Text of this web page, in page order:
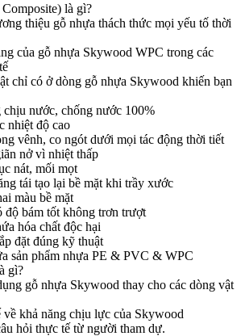
là gì?
thiệu gỗ nhựa thách thức mọi yếu tố thời
của gỗ nhựa Skywood WPC trong các
chỉ có ở dòng gỗ nhựa Skywood khiến bạn
chịu nước, chống nước 100%
nhiệt độ cao
vênh, co ngót dưới mọi tác động thời tiết
nở vì nhiệt thấp
nát, mối mọt
tái tạo lại bề mặt khi trầy xước
màu bề mặt
độ bám tốt không trơn trượt
hóa chất độc hại
đặt đúng kỹ thuật
sản phẩm nhựa PE & PVC & WPC
gì?
gỗ nhựa Skywood thay cho các dòng vật
khả năng chịu lực của Skywood
hỏi thực tế từ người tham dự.